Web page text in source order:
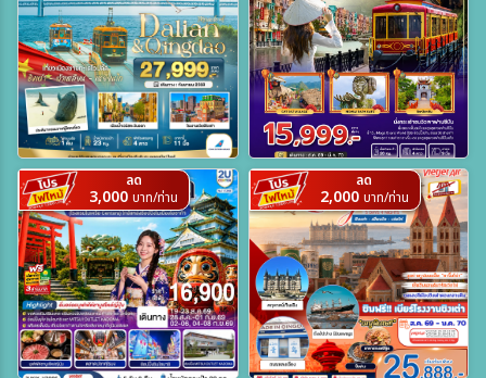
ตั้งแต่วันที่
ถึงวันที่
ระหว่าง
ค้นหา
ลด
3,000 บาท/ท่าน
ลด
2,000 บาท/ท่าน